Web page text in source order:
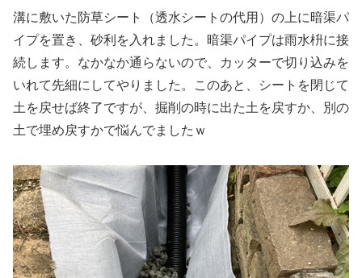
溝に敷いた防草シート（透水シートの代用）の上に暗渠パ
イプを置き、砂利を入れました。暗渠パイプは雨水枡に接
続します。なかなか通らないので、カッターで切り込みを
いれて先細にしてやりました。このあと、シートを閉じて
土を戻せば終了ですが、掘削の時に出た土を戻すか、別の
土で埋め戻すかで悩んでましたｗ